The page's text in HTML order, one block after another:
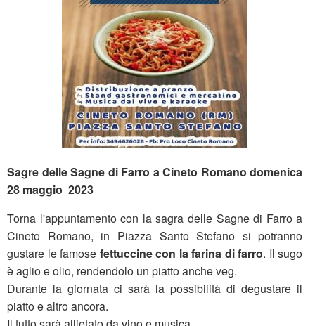
Sagre delle Sagne di Farro a Cineto Romano domenica
28 maggio 2023
Torna l'appuntamento con la sagra delle Sagne di Farro a
Cineto Romano, in Piazza Santo Stefano si potranno
gustare le famose fettuccine con la farina di farro. Il sugo
è aglio e olio, rendendolo un piatto anche veg.
Durante la giornata ci sarà la possibilità di degustare il
piatto e altro ancora.